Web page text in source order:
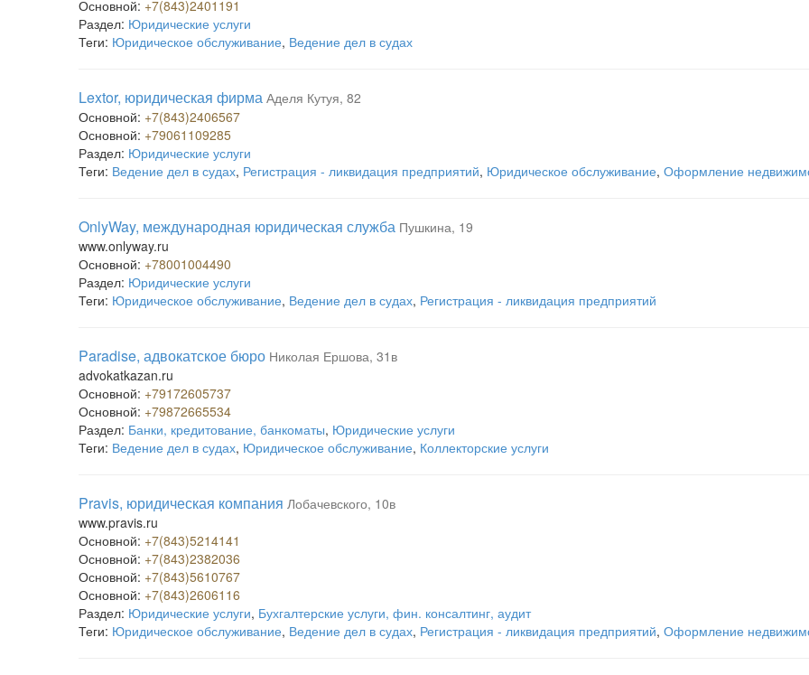
Основной: +7(843)2401191
Раздел: Юридические услуги
Теги: Юридическое обслуживание, Ведение дел в судах
Lextor, юридическая фирма Аделя Кутуя, 82
Основной: +7(843)2406567
Основной: +79061109285
Раздел: Юридические услуги
Теги: Ведение дел в судах, Регистрация - ликвидация предприятий, Юридическое обслуживание, Оформление
OnlyWay, международная юридическая служба Пушкина, 19
www.onlyway.ru
Основной: +78001004490
Раздел: Юридические услуги
Теги: Юридическое обслуживание, Ведение дел в судах, Регистрация - ликвидация предприятий
Paradise, адвокатское бюро Николая Ершова, 31в
advokatkazan.ru
Основной: +79172605737
Основной: +79872665534
Раздел: Банки, кредитование, банкоматы, Юридические услуги
Теги: Ведение дел в судах, Юридическое обслуживание, Коллекторские услуги
Pravis, юридическая компания Лобачевского, 10в
www.pravis.ru
Основной: +7(843)5214141
Основной: +7(843)2382036
Основной: +7(843)5610767
Основной: +7(843)2606116
Раздел: Юридические услуги, Бухгалтерские услуги, фин. консалтинг, аудит
Теги: Юридическое обслуживание, Ведение дел в судах, Регистрация - ликвидация предприятий, Оформление